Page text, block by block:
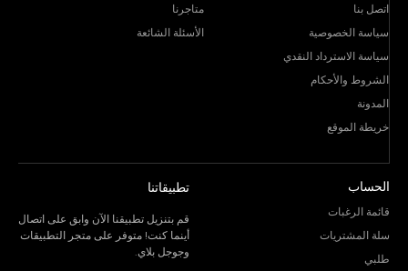
اتصل بنا
سياسة الخصوصية
سياسة الاسترداد النقدي
الشروط والأحكام
المدونة
خريطة الموقع
متاجرنا
الأسئلة الشائعة
الحساب
قائمة الرغبات
سلة المشتريات
طلبي
تطبيقاتنا
قم بتنزيل تطبيقنا الآن وابق على اتصال
أينما كنت! متوفر على متجر التطبيقات
وجوجل بلاي.